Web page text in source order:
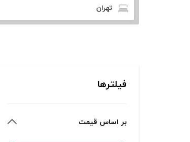
تهران
فیلترها
بر اساس قیمت